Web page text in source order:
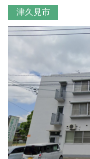
津久見市